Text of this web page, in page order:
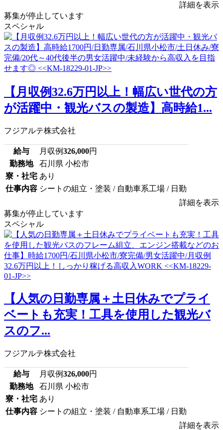
詳細を表示
募集が停止しています
スペシャル
【月収例32.6万円以上！幅広い世代の方
が活躍中・観光バスの製造】高時給1...
フジアルテ株式会社
給与 月収例326,000円
勤務地
石川県 小松市
寮・社宅 あり
仕事内容 シートの組立・塗装 / 自動車系工場 / 日勤
詳細を表示
募集が停止しています
スペシャル
【人気の日勤専属＋土日休みでプライ
ベートも充実！工具を使用した観光バ
スのフ...
フジアルテ株式会社
給与 月収例326,000円
勤務地
石川県 小松市
寮・社宅 あり
仕事内容 シートの組立・塗装 / 自動車系工場 / 日勤
詳細を表示